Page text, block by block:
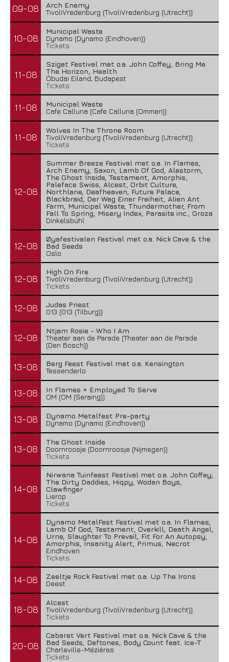
09-08
Arch Enemy
TivoliVredenburg (TivoliVredenburg (Utrecht))
10-08
Municipal Waste
Dynamo (Dynamo (Eindhoven))
Tickets
11-08
Sziget Festival met o.a. John Coffey, Bring Me
The Horizon, Health
Óbudai Eiland, Budapest
Tickets
11-08
Municipal Waste
Cafe Calluna (Cafe Calluna (Ommen))
11-08
Wolves In The Throne Room
TivoliVredenburg (TivoliVredenburg (Utrecht))
Tickets
12-08
Summer Breeze Festival met o.a. In Flames,
Arch Enemy, Saxon, Lamb Of God, Alestorm,
The Ghost Inside, Testament, Amorphis,
Paleface Swiss, Alcest, Orbit Culture,
Northlane, Deafheaven, Future Palace,
Blackbraid, Der Weg Einer Freiheit, Alien Ant
Farm, Municipal Waste, Thundermother, From
Fall To Spring, Misery Index, Parasite inc., Groza
Dinkelsbühl
12-08
Øyafestivalen Festival met o.a. Nick Cave & the
Bad Seeds
Oslo
12-08
High On Fire
TivoliVredenburg (TivoliVredenburg (Utrecht))
Tickets
12-08
Judas Priest
013 (013 (Tilburg))
12-08
Ntjam Rosie - Who I Am
Theater aan de Parade (Theater aan de Parade
(Den Bosch))
13-08
Berg Feest Festival met o.a. Kensington
Tessenderlo
13-08
In Flames + Employed To Serve
OM (OM (Seraing))
13-08
Dynamo Metalfest Pre-party
Dynamo (Dynamo (Eindhoven))
13-08
The Ghost Inside
Doornroosje (Doornroosje (Nijmegen))
Tickets
14-08
Nirwana Tuinfeest Festival met o.a. John Coffey,
The Dirty Daddies, Hiqpy, Wodan Boys,
Clawfinger
Lierop
Tickets
14-08
Dynamo MetalFest Festival met o.a. In Flames,
Lamb Of God, Testament, Overkill, Death Angel,
Urne, Slaughter To Prevail, Fit For An Autopsy,
Amorphis, Insanity Alert, Primus, Necrot
Eindhoven
Tickets
14-08
Zeeltje Rock Festival met o.a. Up The Irons
Deest
18-08
Alcest
TivoliVredenburg (TivoliVredenburg (Utrecht))
Tickets
20-08
Cabaret Vert Festival met o.a. Nick Cave & the
Bad Seeds, Deftones, Body Count feat. Ice-T
Charleville-Mézières
Tickets